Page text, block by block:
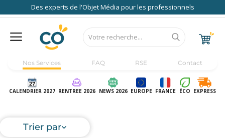
Des experts de l'Objet Média pour les professionnels
Nos Services FAQ RSE Contact
CALENDRIER 2027 RENTREE 2026 NEWS 2026 EUROPE FRANCE ÉCO EXPRESS
Accueil
Au Bureau
Bagageries & Sacs
Etui
Trier par